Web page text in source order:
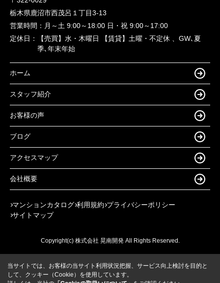
栃木県鹿沼市西茂呂１丁目3-13
営業時間： 月～土 9:00～18:00 日・祝 9:00～17:00
定休日：
【売買】水・木曜日 【賃貸】土曜・不定休 、GW､夏
季､年末年始
ホーム
スタッフ紹介
お客様の声
ブログ
アクセスマップ
会社概要
マンションカタログ 利用規約 プライバシーポリシー
サイトマップ
Copyright(c) 株式会社 晃南開発 All Rights Reserved.
当サイトでは、お客様の当サイト利用状況把握、サービス向上検討を目的と
して、クッキー（Cookie）を使用しています。